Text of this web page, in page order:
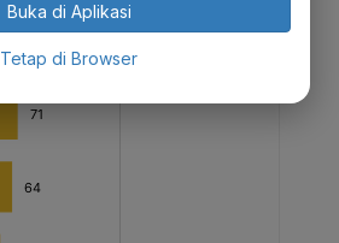
Buka di Aplikasi
Tetap di Browser